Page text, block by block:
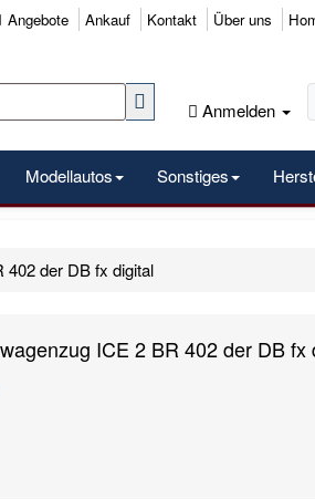
Angebote Ankauf Kontakt Über uns
Anmelden
Modellautos Sonstiges
402 der DB fx digital
ICE 2 BR 402 der DB fx